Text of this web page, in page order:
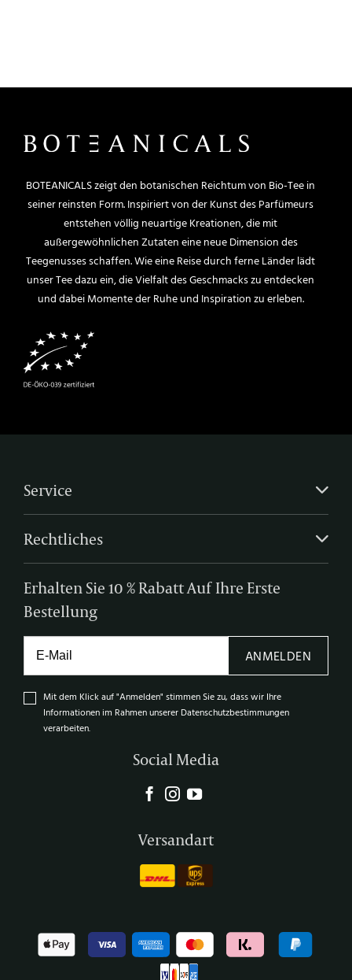
BOTEANICALS zeigt den botanischen Reichtum von Bio-Tee in
seiner reinsten Form. Inspiriert von der Kunst des Parfümeurs
entstehen völlig neuartige Kreationen, die mit
außergewöhnlichen Zutaten eine neue Dimension des
Teegenusses schaffen. Wie eine Reise durch ferne Länder lädt
unser Tee dazu ein, die Vielfalt des Geschmacks zu entdecken
und dabei Momente der Ruhe und Inspiration zu erleben.
Service
Rechtliches
Erhalten Sie 10 % Rabatt Auf Ihre Erste
Bestellung
Mit dem Klick auf "Anmelden" stimmen Sie zu, dass wir Ihre
Informationen im Rahmen unserer Datenschutzbestimmungen
verarbeiten.
ANMELDEN
Social Media
Versandart